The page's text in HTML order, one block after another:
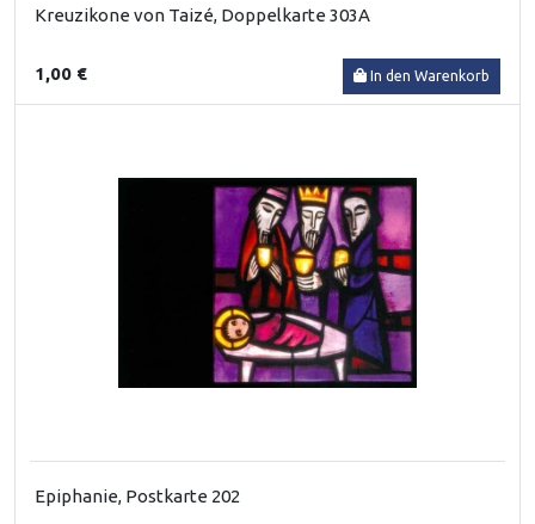
Kreuzikone von Taizé, Doppelkarte 303A
1,00 € In den Warenkorb
Epiphanie, Postkarte 202